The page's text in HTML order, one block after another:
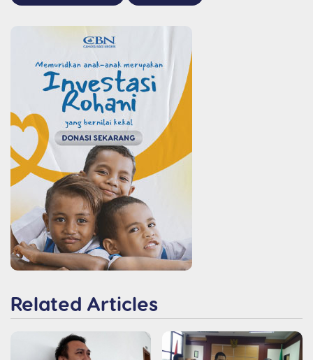
Related Articles